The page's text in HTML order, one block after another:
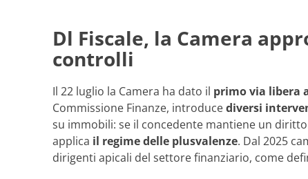
Dl Fiscale, la Camera
controlli
Il 22 luglio la Camera ha dato il primo via libera
Commissione Finanze, introducediversi
su immobili: se il concedente mantiene un
applica il regime delle plusvalenze. Dal 2025
dirigenti apicali del settore finanziario, come